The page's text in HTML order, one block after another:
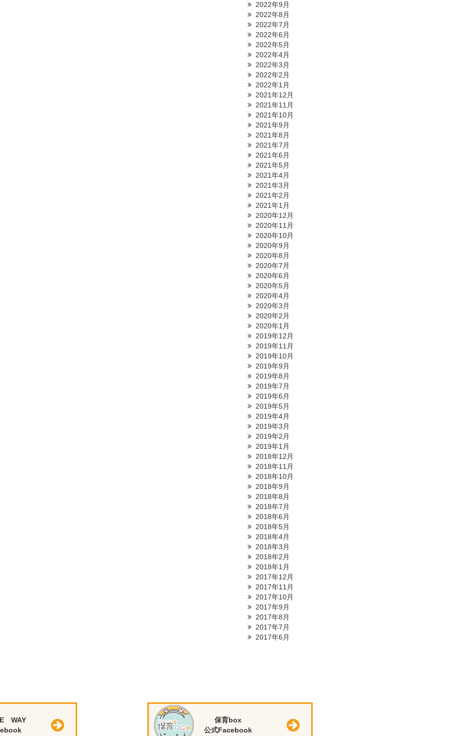
2022年9月
2022年8月
2022年7月
2022年6月
2022年5月
2022年4月
2022年3月
2022年2月
2022年1月
2021年12月
2021年11月
2021年10月
2021年9月
2021年8月
2021年7月
2021年6月
2021年5月
2021年4月
2021年3月
2021年2月
2021年1月
2020年12月
2020年11月
2020年10月
2020年9月
2020年8月
2020年7月
2020年6月
2020年5月
2020年4月
2020年3月
2020年2月
2020年1月
2019年12月
2019年11月
2019年10月
2019年9月
2019年8月
2019年7月
2019年6月
2019年5月
2019年4月
2019年3月
2019年2月
2019年1月
2018年12月
2018年11月
2018年10月
2018年9月
2018年8月
2018年7月
2018年6月
2018年5月
2018年4月
2018年3月
2018年2月
2018年1月
2017年12月
2017年11月
2017年10月
2017年9月
2017年8月
2017年7月
2017年6月
WAY
保育box
公式Facebook